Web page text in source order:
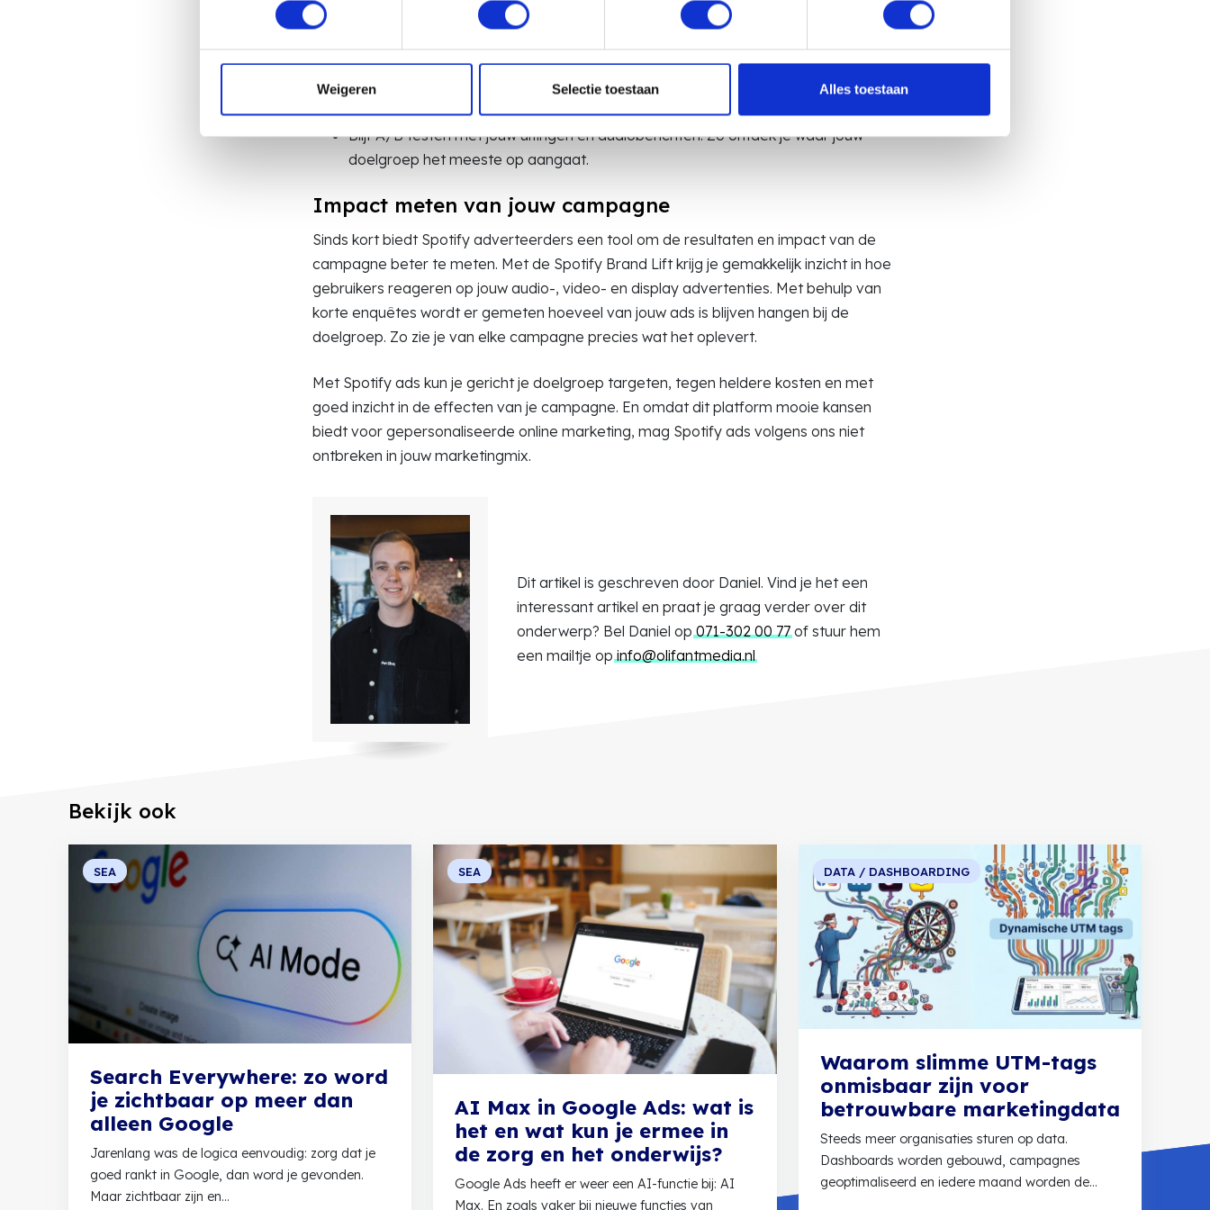
Weigeren Selectie toestaan Alles toestaan
boodschap personaliseren en afstemmen op deze gebruikers. De kans dat jouw
Ook is het goed om je ads persoonlijk te maken. Spreek je doelgroep
bijvoorbeeld direct aan met “Hey, sporter/avonturier”. Zo trek je vanaf het
eerste moment de aandacht van de gebruiker.
Blijf A/B testen met jouw uitingen en audioberichten. Zo ontdek je waar jouw
doelgroep het meeste op aangaat.
Impact meten van jouw campagne
Sinds kort biedt Spotify adverteerders een tool om de resultaten en impact van de
campagne beter te meten. Met de Spotify Brand Lift krijg je gemakkelijk inzicht in hoe
gebruikers reageren op jouw audio-, video- en display advertenties. Met behulp van
korte enquêtes wordt er gemeten hoeveel van jouw ads is blijven hangen bij de
doelgroep. Zo zie je van elke campagne precies wat het oplevert.
Met Spotify ads kun je gericht je doelgroep targeten, tegen heldere kosten en met
goed inzicht in de effecten van je campagne. En omdat dit platform mooie kansen
biedt voor gepersonaliseerde online marketing, mag Spotify ads volgens ons niet
ontbreken in jouw marketingmix.
Dit artikel is geschreven door Daniel. Vind je het een
interessant artikel en praat je graag verder over dit
onderwerp? Bel Daniel op071-302 00 77of stuur hem
een mailtje opinfo@olifantmedia.nl.
Bekijk ook
Search Everywhere: zo word
je zichtbaar op meer dan
alleen Google
Jarenlang was de logica eenvoudig: zorg dat je
goed rankt in Google, dan word je gevonden.
Maar zichtbaar zijn en...
SEA
AI Max in Google Ads: wat is
het en wat kun je ermee in
de zorg en het onderwijs?
Google Ads heeft er weer een AI-functie bij: AI
Max. En zoals vaker bij nieuwe functies van
SEA
Waarom slimme UTM-tags
onmisbaar zijn voor
betrouwbare marketingdata
Steeds meer organisaties sturen op data.
Dashboards worden gebouwd, campagnes
geoptimaliseerd en iedere maand worden de
DATA / DASHBOARDING